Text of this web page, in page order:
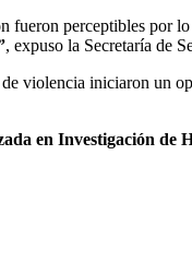
fueron perceptibles por
, expuso la Secretaría de
violencia iniciaron un
en Investigación de